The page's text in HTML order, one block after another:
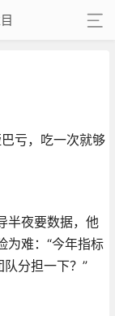
亏，吃一次就够
半夜要数据，他
为难：“今年指标
分担一下？”